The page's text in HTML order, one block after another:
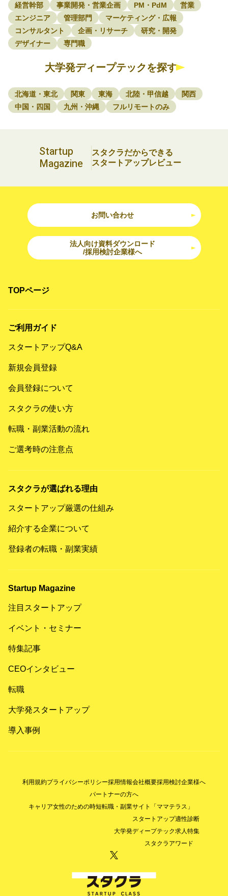
経営幹部 事業開発・営業企画 PM・PdM
営業
エンジニア
管理部門
マーケティング・広報
コンサルタント
企画・リサーチ
研究・開発
デザイナー
専門職
大学発ディープテックを探す
北海道・東北 関東 東海 北陸・甲信越
関西
中国・四国
九州・沖縄 フルリモートのみ
Startup
Magazine
スタクラだからできる
スタートアップレビュー
お問い合わせ
法人向け資料ダウンロード
/採用検討企業様へ
TOPページ
ご利用ガイド
スタートアップQ&A
新規会員登録
会員登録について
スタクラの使い方
転職・副業活動の流れ
ご選考時の注意点
スタクラが選ばれる理由
スタートアップ厳選の仕組み
紹介する企業について
登録者の転職・副業実績
Startup Magazine
注目スタートアップ
イベント・セミナー
特集記事
CEOインタビュー
転職
大学発スタートアップ
導入事例
利用規約プライバシーポリシー採用情報会社概要採用検討企業様へ
パートナーの方へ
キャリア女性のための時短転職・副業サイト「ママテラス」
スタートアップ適性診断
大学発ディープテック求人特集
スタクラアワード